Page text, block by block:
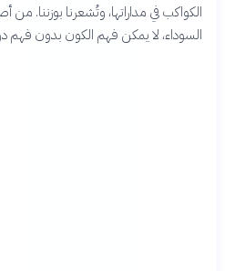
الكواكب في مداراتها، وتُشعرنا بوزننا.
السوداء، لا يمكن فهم الكون بدون فهم